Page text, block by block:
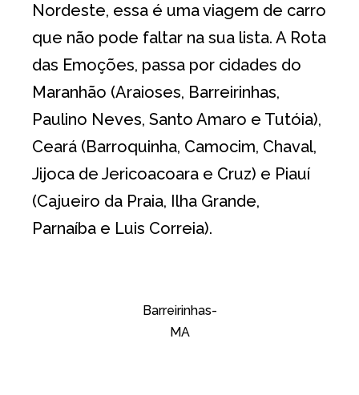
Nordeste, essa é uma viagem de carro
que não pode faltar na sua lista. A Rota
das Emoções, passa por cidades do
Maranhão (Araioses, Barreirinhas,
Paulino Neves, Santo Amaro e Tutóia),
Ceará (Barroquinha, Camocim, Chaval,
Jijoca de Jericoacoara e Cruz) e Piauí
(Cajueiro da Praia, Ilha Grande,
Parnaíba e Luis Correia).
Barreirinhas-
MA